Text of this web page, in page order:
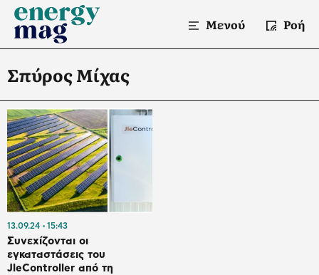
Μενού Ροή
Σπύρος Μίχας
13.09.24 15:43
Συνεχίζονται οι
εγκαταστάσεις του
JleController από τη